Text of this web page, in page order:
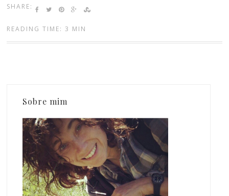
SHARE:
READING TIME: 3 MIN
Sobre mim